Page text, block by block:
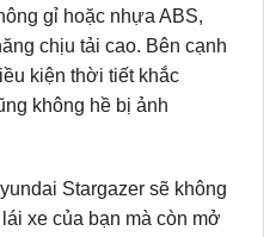
gỉ hoặc nhựa ABS,
chịu tải cao. Bên cạnh
kiện thời tiết khắc
không hề bị ảnh
Stargazer sẽ không
xe của bạn mà còn mở